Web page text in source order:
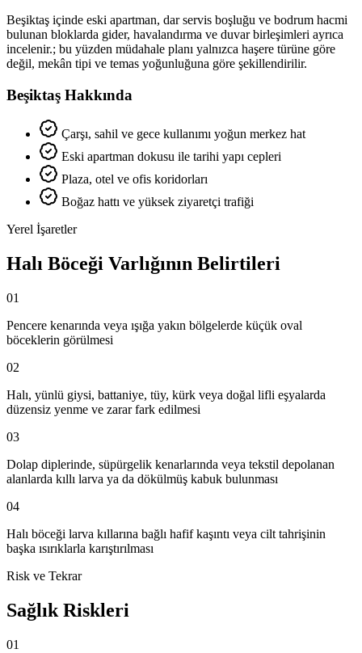
Beşiktaş içinde eski apartman, dar servis boşluğu ve bodrum hacmi
bulunan bloklarda gider, havalandırma ve duvar birleşimleri ayrıca
incelenir.; bu yüzden müdahale planı yalnızca haşere türüne göre
değil, mekân tipi ve temas yoğunluğuna göre şekillendirilir.
Beşiktaş Hakkında
Çarşı, sahil ve gece kullanımı yoğun merkez hat
Eski apartman dokusu ile tarihi yapı cepleri
Plaza, otel ve ofis koridorları
Boğaz hattı ve yüksek ziyaretçi trafiği
Yerel İşaretler
Halı Böceği Varlığının Belirtileri
01
Pencere kenarında veya ışığa yakın bölgelerde küçük oval
böceklerin görülmesi
02
Halı, yünlü giysi, battaniye, tüy, kürk veya doğal lifli eşyalarda
düzensiz yenme ve zarar fark edilmesi
03
Dolap diplerinde, süpürgelik kenarlarında veya tekstil depolanan
alanlarda kıllı larva ya da dökülmüş kabuk bulunması
04
Halı böceği larva kıllarına bağlı hafif kaşıntı veya cilt tahrişinin
başka ısırıklarla karıştırılması
Risk ve Tekrar
Sağlık Riskleri
01